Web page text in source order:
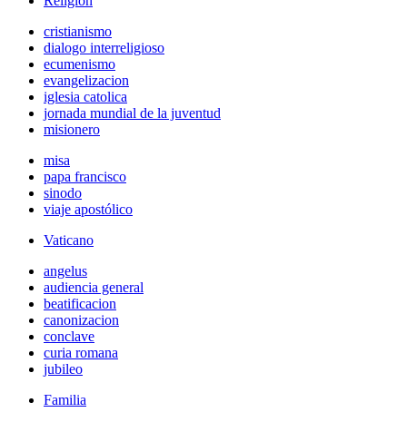
cristianismo
dialogo interreligioso
ecumenismo
evangelizacion
iglesia catolica
jornada mundial de la juventud
misionero
misa
papa francisco
sinodo
viaje apostólico
Vaticano
angelus
audiencia general
beatificacion
canonizacion
conclave
curia romana
jubileo
Familia